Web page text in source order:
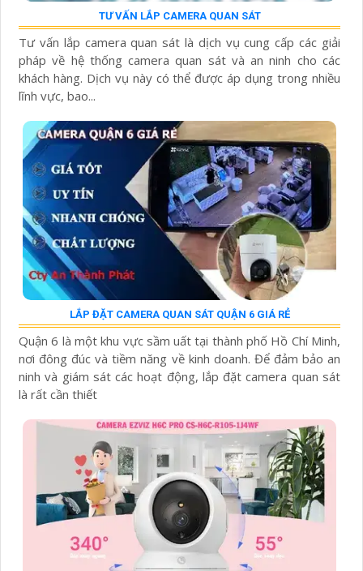
TƯ VẤN LẮP CAMERA QUAN SÁT
Tư vấn lắp camera quan sát là dịch vụ cung cấp các giải
pháp về hệ thống camera quan sát và an ninh cho các
khách hàng. Dịch vụ này có thể được áp dụng trong nhiều
lĩnh vực, bao...
LẮP ĐẶT CAMERA QUAN SÁT QUẬN 6 GIÁ RẺ
Quận 6 là một khu vực sầm uất tại thành phố Hồ Chí Minh,
nơi đông đúc và tiềm năng về kinh doanh. Để đảm bảo an
ninh và giám sát các hoạt động, lắp đặt camera quan sát
là rất cần thiết